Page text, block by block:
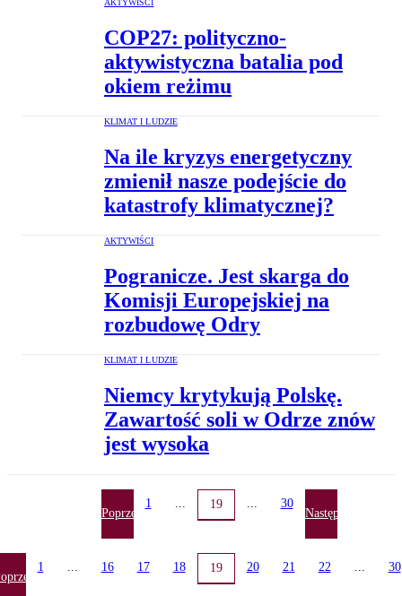
AKTYWIŚCI
COP27: polityczno-
aktywistyczna batalia pod
okiem reżimu
KLIMAT I LUDZIE
Na ile kryzys energetyczny
zmienił nasze podejście do
katastrofy klimatycznej?
AKTYWIŚCI
Pogranicze. Jest skarga do
Komisji Europejskiej na
rozbudowę Odry
KLIMAT I LUDZIE
Niemcy krytykują Polskę.
Zawartość soli w Odrze znów
jest wysoka
Poprzednia
1 19 30
Następna
1 16 17 18 19 20 21 22 30